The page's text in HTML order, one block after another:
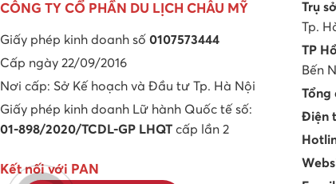
CÔNG TY CỔ PHẦN DU LỊCH CHÂU MỸ
Giấy phép kinh doanh số 0107573444
Cấp ngày 22/09/2016
Nơi cấp: Sở Kế hoạch và Đầu tư Tp. Hà Nội
Giấy phép kinh doanh Lữ hành Quốc tế số:
01-898/2020/TCDL-GP LHQT cấp lần 2
Kết nối với PAN
Trụ
Tp.
TP
Bến
Tổng
Điện